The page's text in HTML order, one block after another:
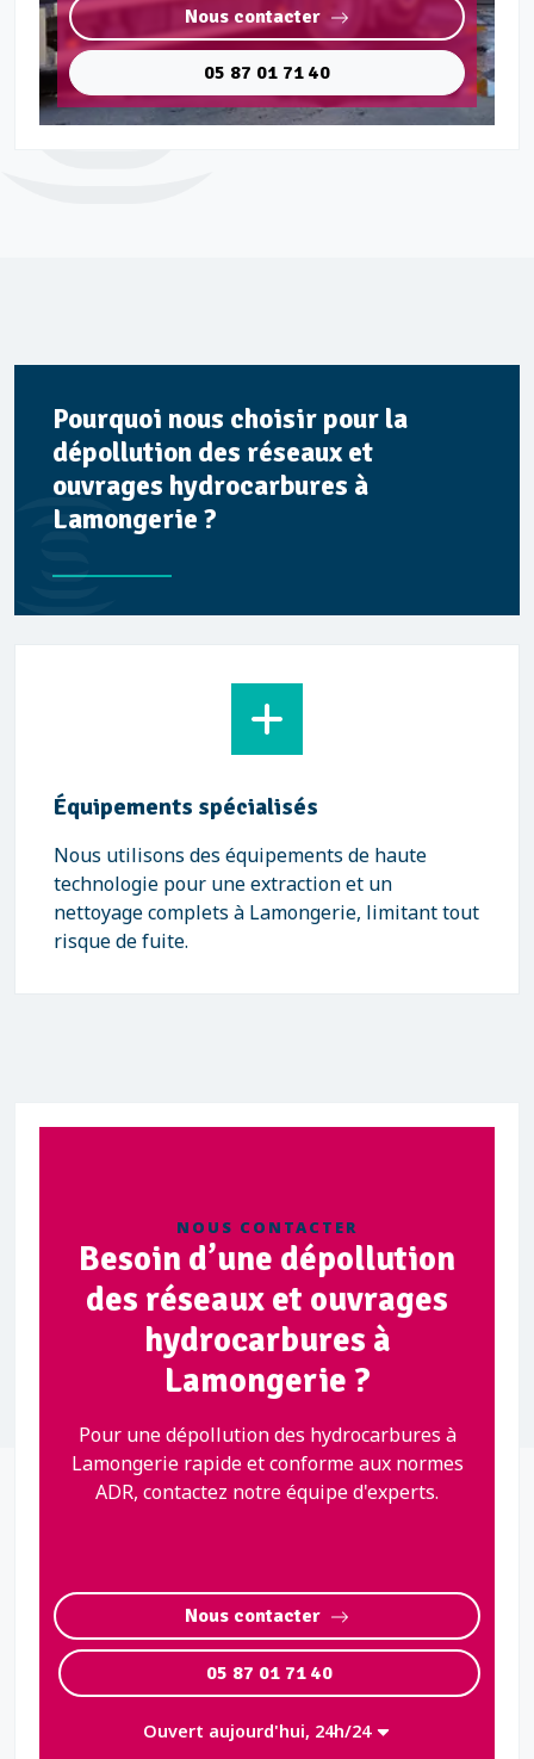
Nous contacter
05 87 01 71 40
Pourquoi nous choisir pour la
dépollution des réseaux et
ouvrages hydrocarbures à
Lamongerie ?
Équipements spécialisés
Nous utilisons des équipements de haute
technologie pour une extraction et un
nettoyage complets à Lamongerie, limitant tout
risque de fuite.
NOUS CONTACTER
Besoin d’une dépollution
des réseaux et ouvrages
hydrocarbures à
Lamongerie ?
Pour une dépollution des hydrocarbures à
Lamongerie rapide et conforme aux normes
ADR, contactez notre équipe d'experts.
Nous contacter
05 87 01 71 40
Ouvert aujourd'hui, 24h/24